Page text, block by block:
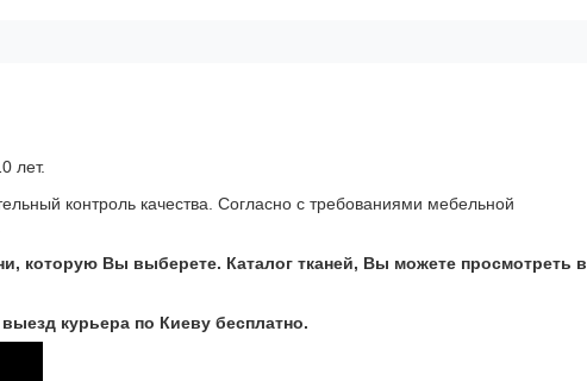
лет.
контроль качества. Согласно с требованиями мебельной
которую Вы выберете. Каталог тканей, Вы можете просмотреть в
курьера по Киеву бесплатно.